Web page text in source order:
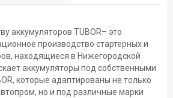
аккумуляторов TUBOR– это
производство стартерных и
находящиеся в Нижегородской
аккумуляторы под собственными
которые адаптированы не только
но и под различные марки